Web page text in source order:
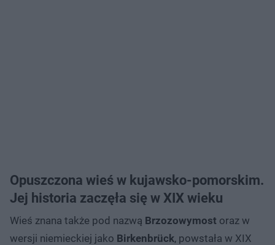
Opuszczona wieś w kujawsko-pomorskim.
Jej historia zaczęła się w XIX wieku
Wieś znana także pod nazwą Brzozowymost oraz w
wersji niemieckiej jako Birkenbrück, powstała w XIX